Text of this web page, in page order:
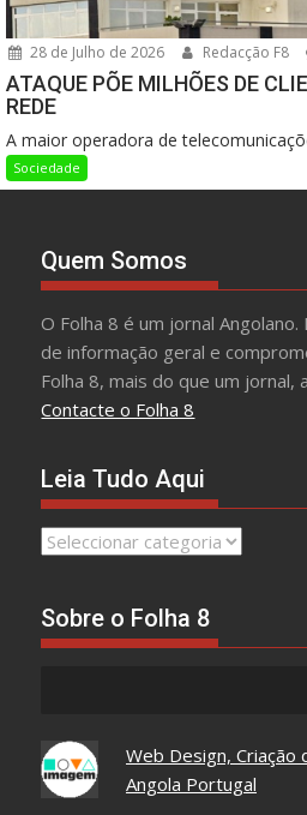
28 de Julho de 2026 Redacção F8
ATAQUE PÕE MILHÕES DE
REDE
A maior operadora de
Sociedade
Quem Somos
O Folha 8 é um jornal
de informação geral e
Folha 8, mais do que um jornal,
Contacte o Folha 8
Leia Tudo Aqui
Leia
Sobre o Folha 8
Web Design, Criação
Angola Portugal